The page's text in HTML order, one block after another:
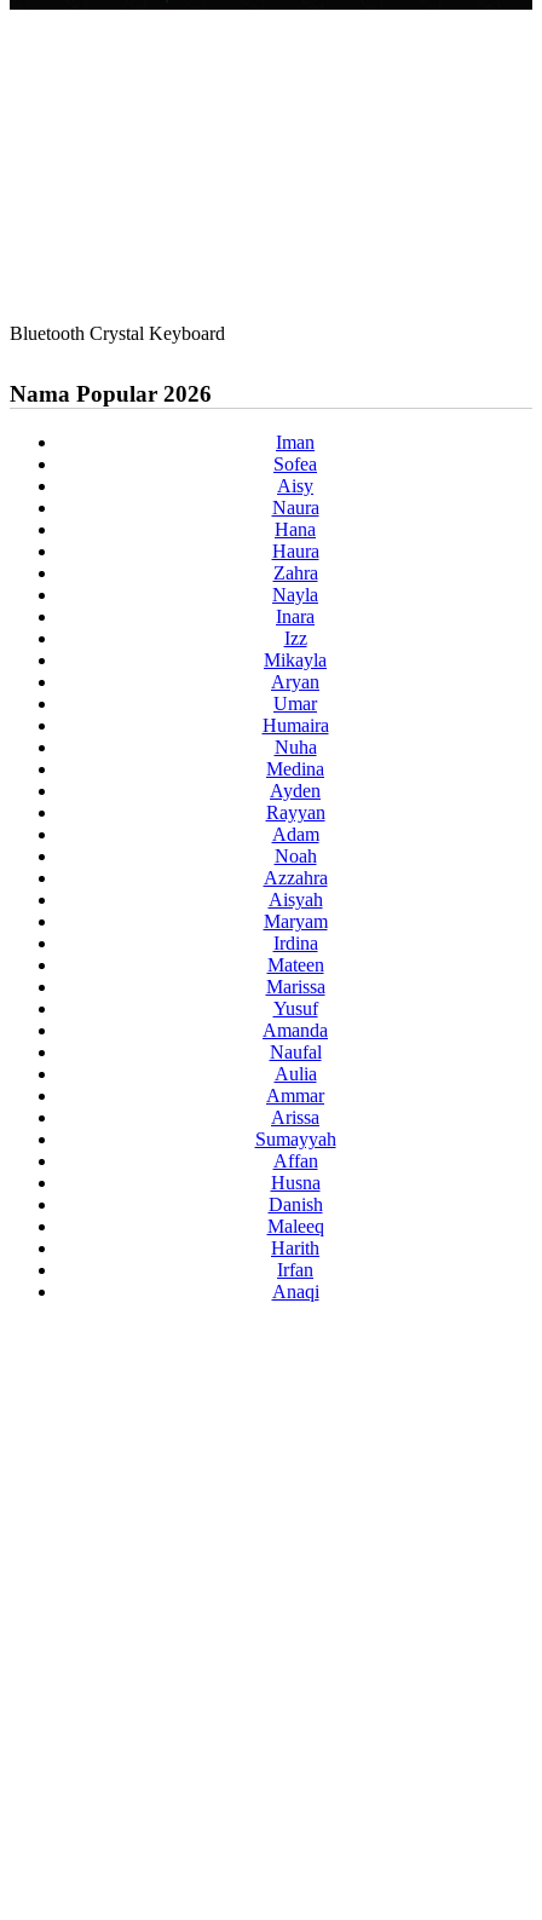
Bluetooth Crystal Keyboard
Nama Popular 2026
Iman
Sofea
Aisy
Naura
Hana
Haura
Zahra
Nayla
Inara
Izz
Mikayla
Aryan
Umar
Humaira
Nuha
Medina
Ayden
Rayyan
Adam
Noah
Azzahra
Aisyah
Maryam
Irdina
Mateen
Marissa
Yusuf
Amanda
Naufal
Aulia
Ammar
Arissa
Sumayyah
Affan
Husna
Danish
Maleeq
Harith
Irfan
Anaqi